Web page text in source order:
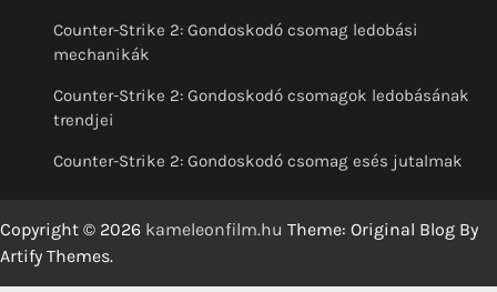
Counter-Strike 2: Gondoskodó csomag ledobási
mechanikák
Counter-Strike 2: Gondoskodó csomagok ledobásának
trendjei
Counter-Strike 2: Gondoskodó csomag esés jutalmak
Copyright © 2026 kameleonfilm.hu Theme: Original Blog By
Artify Themes.